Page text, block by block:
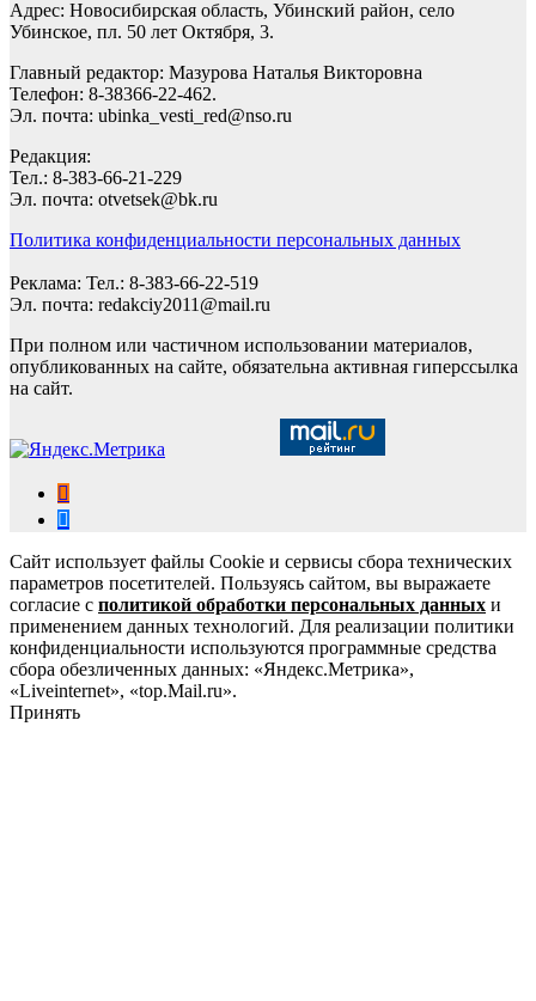
Адрес: Новосибирская область, Убинский район, село
Убинское, пл. 50 лет Октября, 3.
Главный редактор: Мазурова Наталья Викторовна
Телефон: 8-38366-22-462.
Эл. почта: ubinka_vesti_red@nso.ru
Редакция:
Тел.: 8-383-66-21-229
Эл. почта: otvetsek@bk.ru
Политика конфиденциальности персональных данных
Реклама: Тел.: 8-383-66-22-519
Эл. почта: redakciy2011@mail.ru
При полном или частичном использовании материалов,
опубликованных на сайте, обязательна активная гиперссылка
на сайт.
Сайт использует файлы Cookie и сервисы сбора технических
параметров посетителей. Пользуясь сайтом, вы выражаете
согласие с политикой обработки персональных данных и
применением данных технологий. Для реализации политики
конфиденциальности используются программные средства
сбора обезличенных данных: «Яндекс.Метрика»,
«Liveinternet», «top.Mail.ru».
Принять